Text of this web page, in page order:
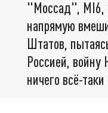
"Моссад", MI6,
напрямую
Штатов,
Россией,
ничего всё-